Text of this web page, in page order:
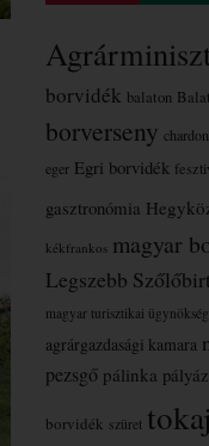
borvidék balaton
borverseny
eger Egri borvidék
gasztronómia
kékfrankos magyar
Legszebb
magyar turisztikai ügynökség
agrárgazdasági kamara
pezsgő pálinka
borvidék szüret tokaj